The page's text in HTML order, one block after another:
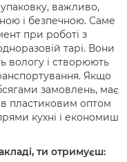
важливо,
і безпечною. Саме
при роботі з
тарі. Вони
вологу і створюють
Якщо
замовлень, має
пластиковим оптом
кухні і економиш
ти отримуєш: